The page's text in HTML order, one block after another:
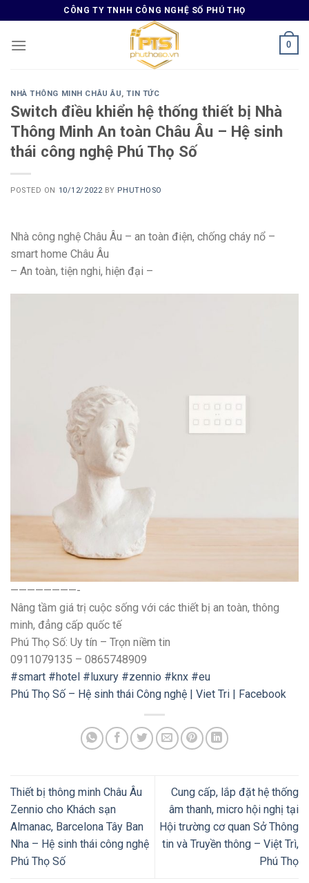
to
content
CÔNG TY TNHH CÔNG NGHỆ SỐ PHÚ THỌ
0
NHÀ THÔNG MINH CHÂU ÂU,TIN TỨC
Switch điều khiển hệ thống thiết bị Nhà
Thông Minh An toàn Châu Âu – Hệ sinh
thái công nghệ Phú Thọ Số
POSTED ON 10/12/2022 BY PHUTHOSO
Nhà công nghệ Châu Âu – an toàn điện, chống cháy nổ –
smart home Châu Âu
– An toàn, tiện nghi, hiện đại –
————————-
Nâng tầm giá trị cuộc sống với các thiết bị an toàn, thông
minh, đẳng cấp quốc tế
Phú Thọ Số: Uy tín – Trọn niềm tin
0911079135 – 0865748909
#smart #hotel #luxury #zennio #knx #eu
Phú Thọ Số – Hệ sinh thái Công nghệ | Viet Tri | Facebook
Thiết bị thông minh Châu Âu
Zennio cho Khách sạn
Almanac, Barcelona Tây Ban
Nha – Hệ sinh thái công nghệ
Phú Thọ Số
Cung cấp, lắp đặt hệ thống
âm thanh, micro hội nghị tại
Hội trường cơ quan Sở Thông
tin và Truyền thông – Việt Trì,
Phú Thọ